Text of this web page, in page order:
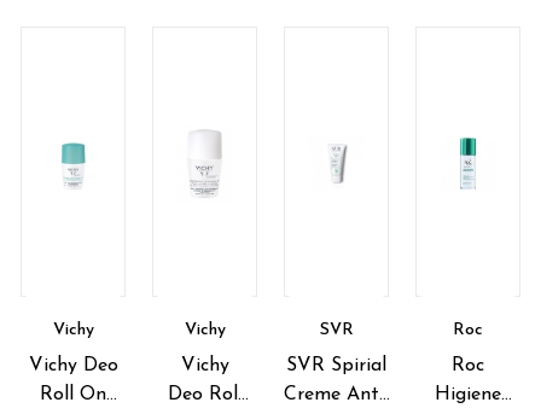
Vichy
Vichy Deo
Roll On
Vichy
Vichy
Deo Roll
SVR
SVR Spirial
Creme Anti-
Roc
Roc
Higiene